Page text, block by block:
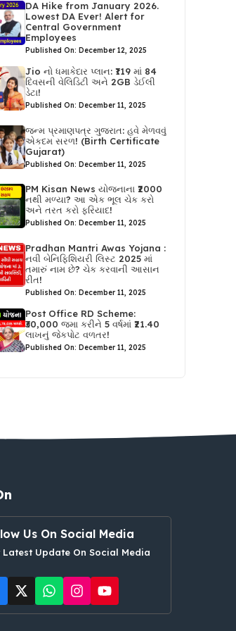
DA Hike from January 2026.
Lowest DA Ever! Alert for
Central Government
Employees
Published On: December 12, 2025
Jio નો ધમાકેદાર પ્લાન: ₹119 માં 84
દિવસની વેલિડિટી અને 2GB ડેઈલી
ડેટા!
Published On: December 11, 2025
જન્મ પ્રમાણપત્ર ગુજરાત: હવે મેળવવું
એકદમ સરળ! (Birth Certificate
Gujarat)
Published On: December 11, 2025
PM Kisan News યોજનાના ₹2000
નથી મળ્યા? આ એક ભૂલ ચેક કરો
અને તરત કરો ફરિયાદ!
Published On: December 11, 2025
Pradhan Mantri Awas Yojana :
નવી બેનિફિશિયરી લિસ્ટ 2025 માં
તમારું નામ છે? ચેક કરવાની આસાન
રીત!
Published On: December 11, 2025
Post Office RD Scheme:
₹30,000 જમા કરીને 5 વર્ષમાં ₹21.40
લાખનું જેકપોટ વળતર!
Published On: December 11, 2025
Us On Social Media
Latest Update On Social Media